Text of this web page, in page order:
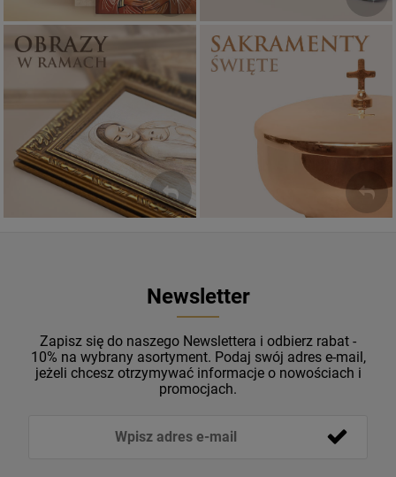
Obrazy religijne
PIĘKNE
WZORY
Sakramenty Święte
Newsletter
Zapisz się do naszego Newslettera i odbierz rabat -
10% na wybrany asortyment. Podaj swój adres e-mail,
jeżeli chcesz otrzymywać informacje o nowościach i
promocjach.